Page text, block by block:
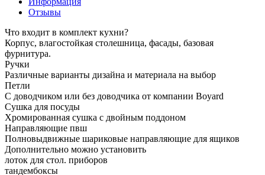
Отзывы
Что входит в комплект кухни?
Корпус, влагостойкая столешница, фасады, базовая
фурнитура.
Ручки
Различные варианты дизайна и материала на выбор
Петли
С доводчиком или без доводчика от компании Boyard
Сушка для посуды
Хромированная сушка с двойным поддоном
Направляющие пвш
Полновыдвижные шариковые направляющие для ящиков
Дополнительно можно установить
лоток для стол. приборов
тандембоксы